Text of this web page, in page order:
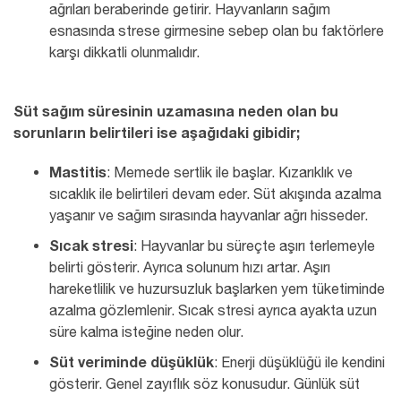
ağrıları beraberinde getirir. Hayvanların sağım
esnasında strese girmesine sebep olan bu faktörlere
karşı dikkatli olunmalıdır.
Süt sağım süresinin uzamasına neden olan bu
sorunların belirtileri ise aşağıdaki gibidir;
Mastitis: Memede sertlik ile başlar. Kızarıklık ve
sıcaklık ile belirtileri devam eder. Süt akışında azalma
yaşanır ve sağım sırasında hayvanlar ağrı hisseder.
Sıcak stresi: Hayvanlar bu süreçte aşırı terlemeyle
belirti gösterir. Ayrıca solunum hızı artar. Aşırı
hareketlilik ve huzursuzluk başlarken yem tüketiminde
azalma gözlemlenir. Sıcak stresi ayrıca ayakta uzun
süre kalma isteğine neden olur.
Süt veriminde düşüklük: Enerji düşüklüğü ile kendini
gösterir. Genel zayıflık söz konusudur. Günlük süt